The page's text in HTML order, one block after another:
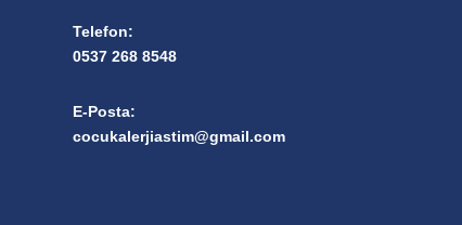
Telefon:
0537 268 8548
E-Posta:
cocukalerjiastim@gmail.com